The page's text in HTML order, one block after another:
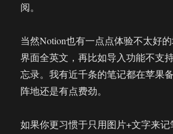
阅。
当然Notion也有一点点体验不太好
界面全英文，再比如导入功能不支
忘录。我有近千条的笔记都在苹果
阵地还是有点费劲。
如果你更习惯于只用图片+文字来